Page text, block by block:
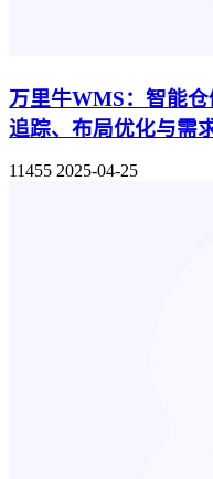
万里牛WMS：智能
追踪、布局优化与需
11455 2025-04-25